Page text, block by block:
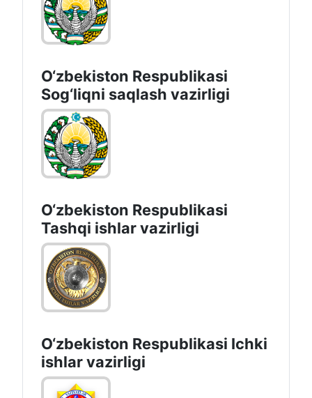
O‘zbеkistоn Rеspublikаsi
Sоg‘liqni saqlash vаzirligi
O‘zbеkistоn Rеspublikаsi
Tashqi ishlаr vаzirligi
O‘zbеkiston Rеspublikаsi Ichki
ishlаr vаzirligi